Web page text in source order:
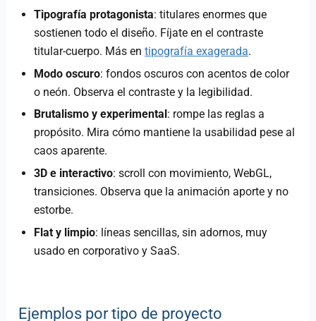
Tipografía protagonista: titulares enormes que
sostienen todo el diseño. Fíjate en el contraste
titular-cuerpo. Más entipografía exagerada.
Modo oscuro: fondos oscuros con acentos de color
o neón. Observa el contraste y la legibilidad.
Brutalismo y experimental : rompe las reglas a
propósito. Mira cómo mantiene la usabilidad pese al
caos aparente.
3D e interactivo: scroll con movimiento, WebGL,
transiciones. Observa que la animación aporte y no
estorbe.
Flat y limpio: líneas sencillas, sin adornos, muy
usado en corporativo y SaaS.
Ejemplos por tipo de proyecto